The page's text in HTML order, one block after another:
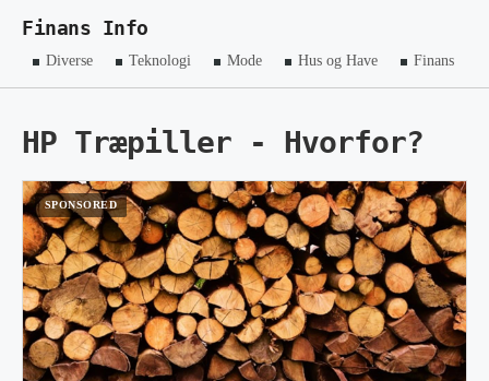
Finans Info
Diverse Teknologi Mode Hus og Have Finans
HP Træpiller - Hvorfor?